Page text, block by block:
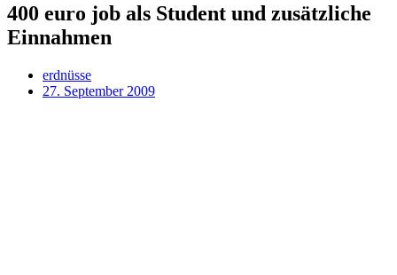
400 euro job als Student und zusätzliche
Einnahmen
erdnüsse
27. September 2009